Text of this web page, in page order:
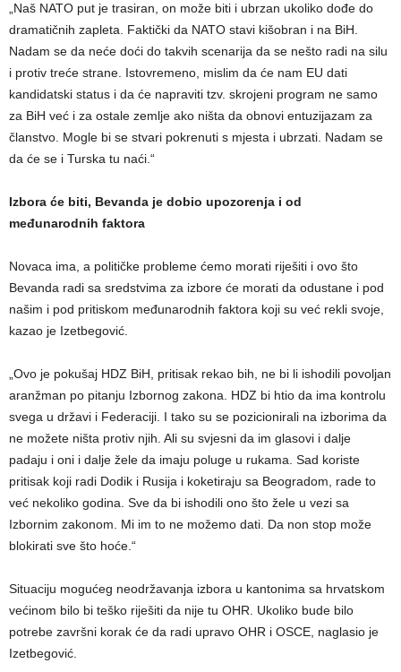
„Naš NATO put je trasiran, on može biti i ubrzan ukoliko dođe do
dramatičnih zapleta. Faktički da NATO stavi kišobran i na BiH.
Nadam se da neće doći do takvih scenarija da se nešto radi na silu
i protiv treće strane. Istovremeno, mislim da će nam EU dati
kandidatski status i da će napraviti tzv. skrojeni program ne samo
za BiH već i za ostale zemlje ako ništa da obnovi entuzijazam za
članstvo. Mogle bi se stvari pokrenuti s mjesta i ubrzati. Nadam se
da će se i Turska tu naći.“
Izbora će biti, Bevanda je dobio upozorenja i od
međunarodnih faktora
Novaca ima, a političke probleme ćemo morati riješiti i ovo što
Bevanda radi sa sredstvima za izbore će morati da odustane i pod
našim i pod pritiskom međunarodnih faktora koji su već rekli svoje,
kazao je Izetbegović.
„Ovo je pokušaj HDZ BiH, pritisak rekao bih, ne bi li ishodili povoljan
aranžman po pitanju Izbornog zakona. HDZ bi htio da ima kontrolu
svega u državi i Federaciji. I tako su se pozicionirali na izborima da
ne možete ništa protiv njih. Ali su svjesni da im glasovi i dalje
padaju i oni i dalje žele da imaju poluge u rukama. Sad koriste
pritisak koji radi Dodik i Rusija i koketiraju sa Beogradom, rade to
već nekoliko godina. Sve da bi ishodili ono što žele u vezi sa
Izbornim zakonom. Mi im to ne možemo dati. Da non stop može
blokirati sve što hoće.“
Situaciju mogućeg neodržavanja izbora u kantonima sa hrvatskom
većinom bilo bi teško riješiti da nije tu OHR. Ukoliko bude bilo
potrebe završni korak će da radi upravo OHR i OSCE, naglasio je
Izetbegović.